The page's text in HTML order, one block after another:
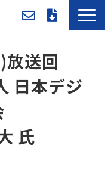
法 送回
日本デジ
氏